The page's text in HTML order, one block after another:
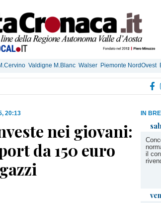
Valdigne M.Blanc Walser Piemonte NordOvest
IN
il
20:13
nei giovani:
da 150 euro